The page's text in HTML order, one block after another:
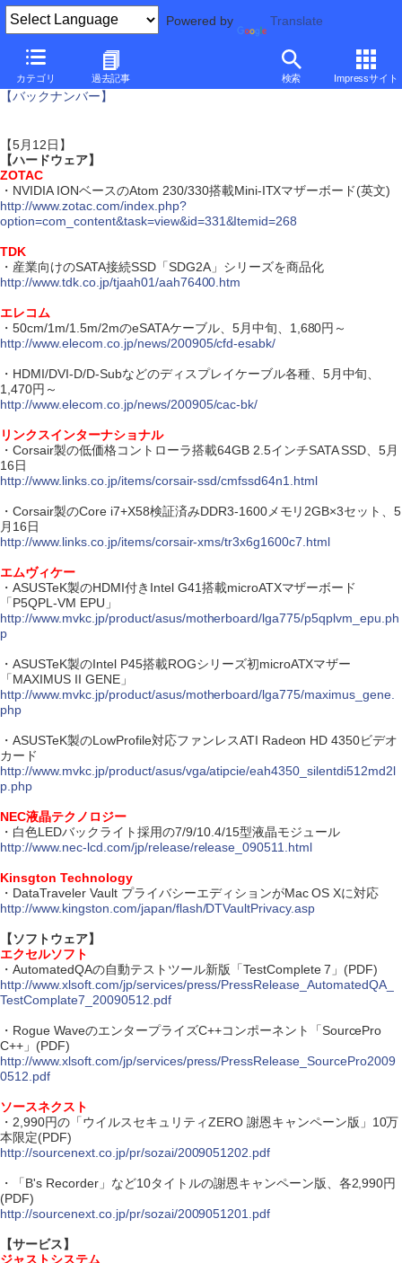
Powered by Translate
カテゴリ 過去記事 検索 Impressサイト
【バックナンバー】
【5月12日】
【ハードウェア】
ZOTAC
・NVIDIA IONベースのAtom 230/330搭載Mini-ITXマザーボード(英文)
http://www.zotac.com/index.php?
option=com_content&task=view&id=331&Itemid=268
TDK
・産業向けのSATA接続SSD「SDG2A」シリーズを商品化
http://www.tdk.co.jp/tjaah01/aah76400.htm
エレコム
・50cm/1m/1.5m/2mのeSATAケーブル、5月中旬、1,680円～
http://www.elecom.co.jp/news/200905/cfd-esabk/
・HDMI/DVI-D/D-Subなどのディスプレイケーブル各種、5月中旬、
1,470円～
http://www.elecom.co.jp/news/200905/cac-bk/
リンクスインターナショナル
・Corsair製の低価格コントローラ搭載64GB 2.5インチSATA SSD、5月
16日
http://www.links.co.jp/items/corsair-ssd/cmfssd64n1.html
・Corsair製のCore i7+X58検証済みDDR3-1600メモリ2GB×3セット、5
月16日
http://www.links.co.jp/items/corsair-xms/tr3x6g1600c7.html
エムヴィケー
・ASUSTeK製のHDMI付きIntel G41搭載microATXマザーボード
「P5QPL-VM EPU」
http://www.mvkc.jp/product/asus/motherboard/lga775/p5qplvm_epu.ph
p
・ASUSTeK製のIntel P45搭載ROGシリーズ初microATXマザー
「MAXIMUS II GENE」
http://www.mvkc.jp/product/asus/motherboard/lga775/maximus_gene.
php
・ASUSTeK製のLowProfile対応ファンレスATI Radeon HD 4350ビデオ
カード
http://www.mvkc.jp/product/asus/vga/atipcie/eah4350_silentdi512md2l
p.php
NEC液晶テクノロジー
・白色LEDバックライト採用の7/9/10.4/15型液晶モジュール
http://www.nec-lcd.com/jp/release/release_090511.html
Kinsgton Technology
・DataTraveler Vault プライバシーエディションがMac OS Xに対応
http://www.kingston.com/japan/flash/DTVaultPrivacy.asp
【ソフトウェア】
エクセルソフト
・AutomatedQAの自動テストツール新版「TestComplete 7」(PDF)
http://www.xlsoft.com/jp/services/press/PressRelease_AutomatedQA_
TestComplate7_20090512.pdf
・Rogue WaveのエンタープライズC++コンポーネント「SourcePro
C++」(PDF)
http://www.xlsoft.com/jp/services/press/PressRelease_SourcePro2009
0512.pdf
ソースネクスト
・2,990円の「ウイルスセキュリティZERO 謝恩キャンペーン版」10万
本限定(PDF)
http://sourcenext.co.jp/pr/sozai/2009051202.pdf
・「B's Recorder」など10タイトルの謝恩キャンペーン版、各2,990円
(PDF)
http://sourcenext.co.jp/pr/sozai/2009051201.pdf
【サービス】
ジャストシステム